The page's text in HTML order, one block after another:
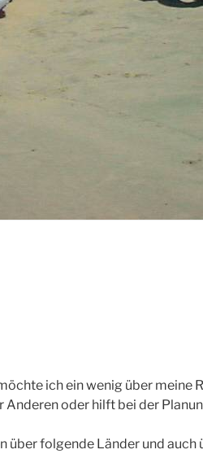
ich ein wenig über meine
oder hilft bei der
über folgende Länder und auch